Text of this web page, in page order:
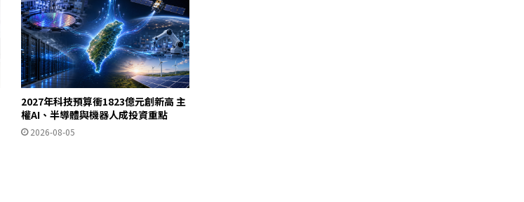
2027年科技預算衝1823億元創新高 主
權AI、半導體與機器人成投資重點
2026-08-05